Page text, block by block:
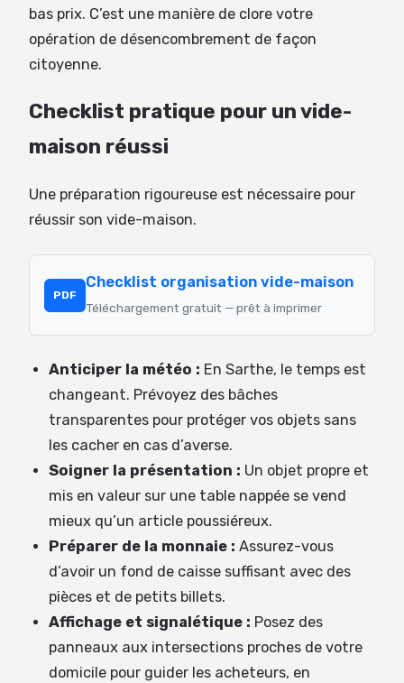
bas prix. C’est une manière de clore votre
opération de désencombrement de façon
citoyenne.
Checklist pratique pour un vide-
maison réussi
Une préparation rigoureuse est nécessaire pour
réussir son vide-maison.
PDF
Checklist organisation vide-maison
Téléchargement gratuit — prêt à imprimer
Anticiper la météo : En Sarthe, le temps est
changeant. Prévoyez des bâches
transparentes pour protéger vos objets sans
les cacher en cas d’averse.
Soigner la présentation : Un objet propre et
mis en valeur sur une table nappée se vend
mieux qu’un article poussiéreux.
Préparer de la monnaie : Assurez-vous
d’avoir un fond de caisse suffisant avec des
pièces et de petits billets.
Affichage et signalétique : Posez des
panneaux aux intersections proches de votre
domicile pour guider les acheteurs, en